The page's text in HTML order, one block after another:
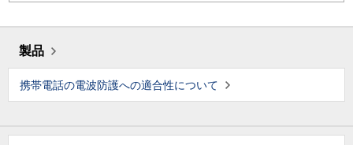
製品
携帯電話の電波防護への適合性について